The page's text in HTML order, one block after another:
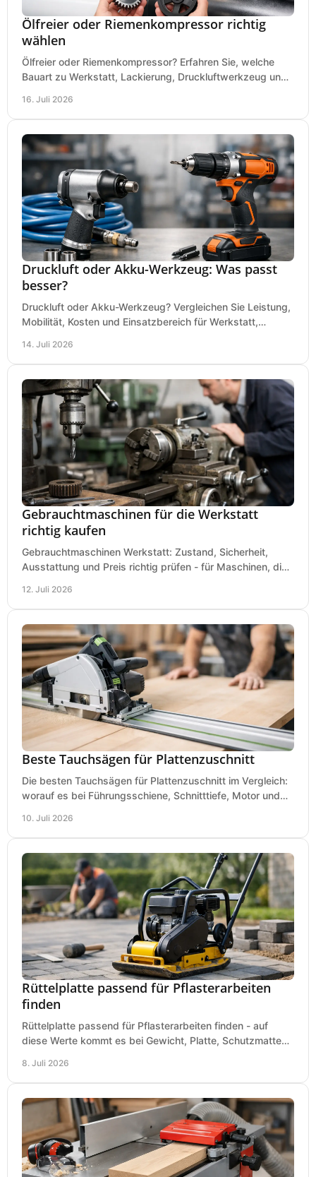
Ölfreier oder Riemenkompressor richtig
wählen
Ölfreier oder Riemenkompressor? Erfahren Sie, welche
Bauart zu Werkstatt, Lackierung, Druckluftwerkzeug und
16. Juli 2026
Druckluft oder Akku-Werkzeug: Was passt
besser?
Druckluft oder Akku-Werkzeug? Vergleichen Sie Leistung,
Mobilität, Kosten und Einsatzbereich für Werkstatt,
14. Juli 2026
Gebrauchtmaschinen für die Werkstatt
richtig kaufen
Gebrauchtmaschinen Werkstatt: Zustand, Sicherheit,
Ausstattung und Preis richtig prüfen - für Maschinen, die
12. Juli 2026
Beste Tauchsägen für Plattenzuschnitt
Die besten Tauchsägen für Plattenzuschnitt im Vergleich:
worauf es bei Führungsschiene, Schnitttiefe, Motor und
10. Juli 2026
Rüttelplatte passend für Pflasterarbeiten
finden
Rüttelplatte passend für Pflasterarbeiten finden - auf
diese Werte kommt es bei Gewicht, Platte, Schutzmatte
8. Juli 2026